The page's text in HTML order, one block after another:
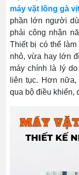
máy vặt lông gà
phần lớn người
phải công nhận
Thiết bị có thể làm
nhỏ, vừa hay lớn
máy chính là lý
liên tục. Hơn
qua bộ điều khiển,